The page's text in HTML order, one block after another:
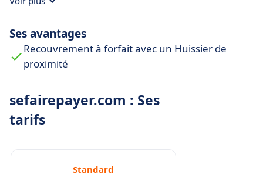
Ses avantages
Recouvrement à forfait avec un Huissier de
proximité
sefairepayer.com : Ses
tarifs
Standard